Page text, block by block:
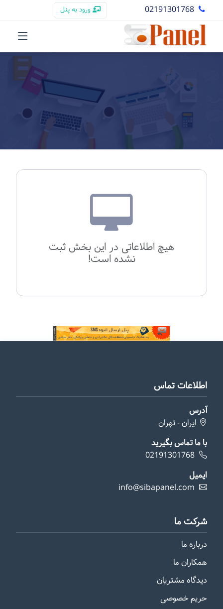
02191301768 ورود به پنل
هیچ اطلاعاتی در این بخش ثبت
نشده است!
اطلاعات تماس
آدرس
ایران - تهران
با ما تماس بگیرید
02191301768
ایمیل
info@sibapanel.com
شرکت ما
درباره ما
همکاران ما
دیدگاه مشتریان
حریم خصوصی